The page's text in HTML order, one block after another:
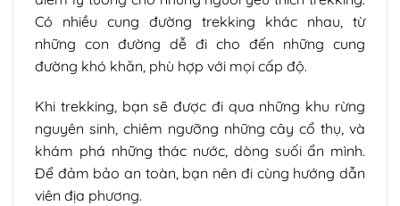
Có nhiều cung đường trekking khác nhau, từ
những con đường dễ đi cho đến những cung
đường khó khăn, phù hợp với mọi cấp độ.
Khi trekking, bạn sẽ được đi qua những khu rừng
nguyên sinh, chiêm ngưỡng những cây cổ thụ, và
khám phá những thác nước, dòng suối ẩn mình.
Để đảm bảo an toàn, bạn nên đi cùng hướng dẫn
viên địa phương.